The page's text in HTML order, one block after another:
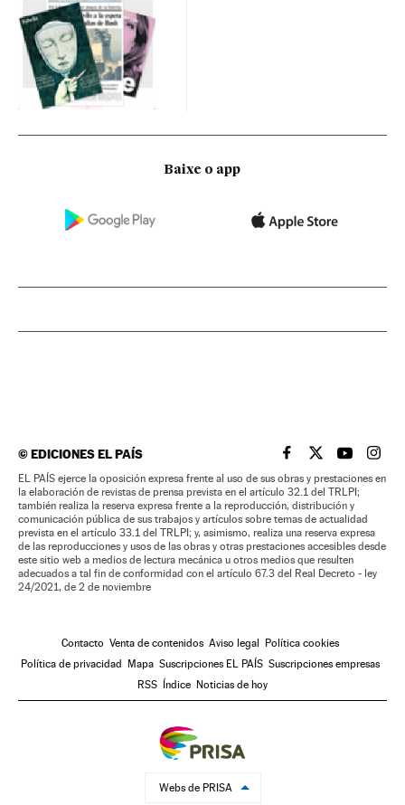
Baixe o app
©EDICIONES EL PAÍS EL PAÍS BRASIL EN
EL PAÍSEL PAÍS
EL
EL PAÍS ejerce la oposición expresa frente al uso de sus obras y prestaciones en
la elaboración de revistas de prensa prevista en el artículo 32.1 del TRLPI;
también realiza la reserva expresa frente a la reproducción, distribución y
comunicación pública de sus trabajos y artículos sobre temas de actualidad
prevista en el artículo 33.1 del TRLPI; y, asimismo, realiza una reserva expresa
de las reproducciones y usos de las obras y otras prestaciones accesibles desde
este sitio web a medios de lectura mecánica u otros medios que resulten
adecuados a tal fin de conformidad con el artículo 67.3 del Real Decreto - ley
24/2021, de 2 de noviembre
Contacto Venta de contenidos Aviso legal Política cookies
Política de privacidad Mapa Suscripciones EL PAÍS Suscripciones empresas
RSS Índice Noticias de hoy
Webs de PRISA